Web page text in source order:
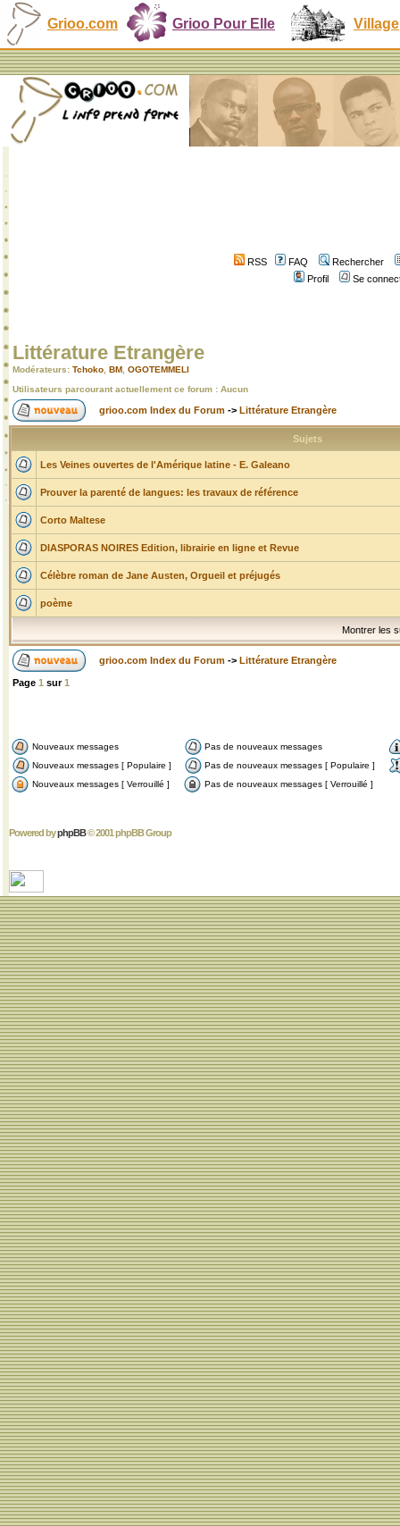
Grioo.com Grioo Pour Elle Village
RSS FAQ
Rechercher
Profil
Se
Littérature Etrangère
Modérateurs: Tchoko BM OGOTEMMELI
Utilisateurs parcourant actuellement ce forum : Aucun
grioo.com Index du Forum -> Littérature Etrangère
Sujets
Les Veines ouvertes de l'Amérique latine - E. Galeano
Prouver la parenté de langues: les travaux de référence
Corto Maltese
DIASPORAS NOIRES Edition, librairie en ligne et Revue
Célèbre roman de Jane Austen, Orgueil et préjugés
poème
Montrer les
grioo.com Index du Forum -> Littérature Etrangère
Page 1 sur1
Nouveaux messages
Pas de nouveaux messages
Nouveaux messages [ Populaire ]
Pas de nouveaux messages [ Populaire ]
Nouveaux messages [ Verrouillé ]
Pas de nouveaux messages [ Verrouillé ]
Powered byphpBB© 2001 phpBB Group